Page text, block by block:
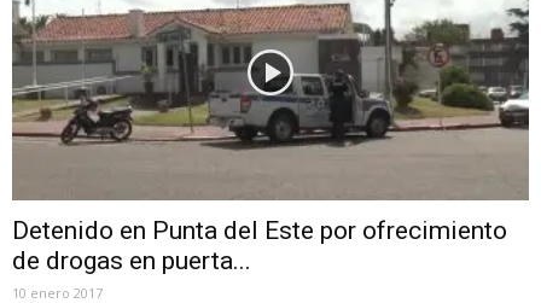
Detenido en Punta del Este por ofrecimiento
de drogas en puerta...
10 enero 2017